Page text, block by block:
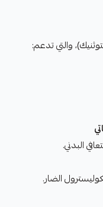
البدني.
الضار.